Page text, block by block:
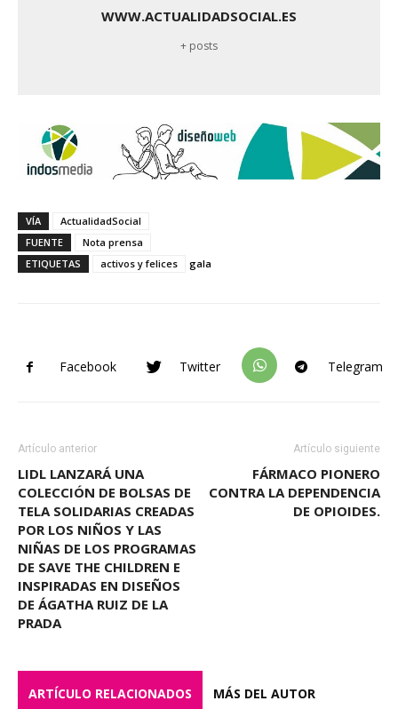
WWW.ACTUALIDADSOCIAL.ES
+ posts
VÍA
ActualidadSocial
FUENTE
Nota prensa
ETIQUETAS
activos y felices gala
Facebook Twitter Telegram
Artículo anterior
LIDL LANZARÁ UNA
COLECCIÓN DE BOLSAS DE
TELA SOLIDARIAS CREADAS
POR LOS NIÑOS Y LAS
NIÑAS DE LOS PROGRAMAS
DE SAVE THE CHILDREN E
INSPIRADAS EN DISEÑOS
DE ÁGATHA RUIZ DE LA
PRADA
Artículo siguiente
FÁRMACO PIONERO
CONTRA LA DEPENDENCIA
DE OPIOIDES.
ARTÍCULO RELACIONADOS MÁS DEL AUTOR